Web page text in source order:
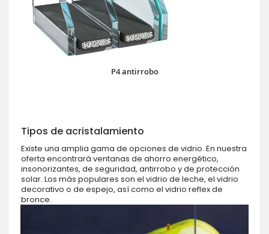
P4 antirrobo
Tipos de acristalamiento
Existe una amplia gama de opciones de vidrio. En nuestra
oferta encontrará ventanas de ahorro energético,
insonorizantes, de seguridad, antirrobo y de protección
solar. Los más populares son el vidrio de leche, el vidrio
decorativo o de espejo, así como el vidrio reflex de
bronce.